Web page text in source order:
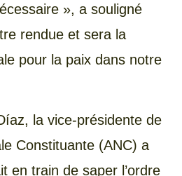
», a souligné
rendue et sera la
pour la paix dans notre
la vice-présidente de
Constituante (ANC) a
en train de saper l’ordre